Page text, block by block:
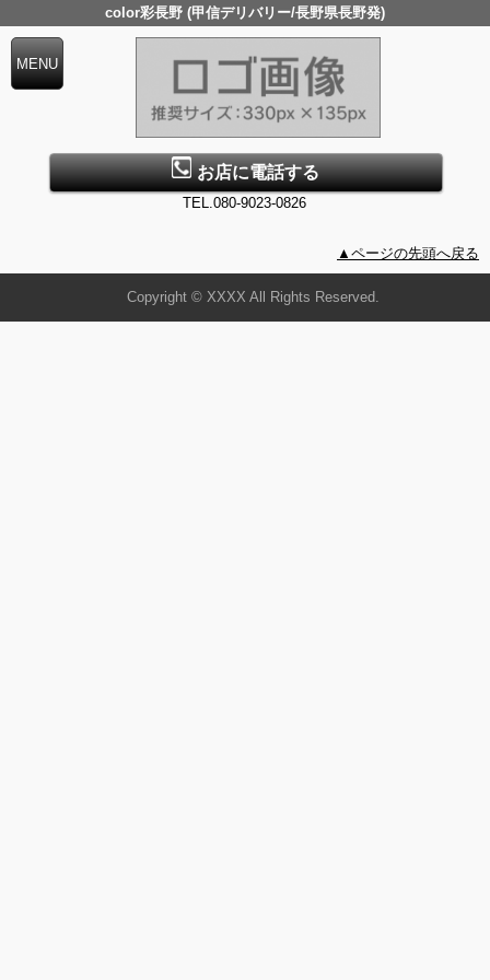
color彩長野 (甲信デリバリー/長野県長野発)
お店に電話する
TEL.080-9023-0826
▲ページの先頭へ戻る
Copyright © XXXX All Rights Reserved.